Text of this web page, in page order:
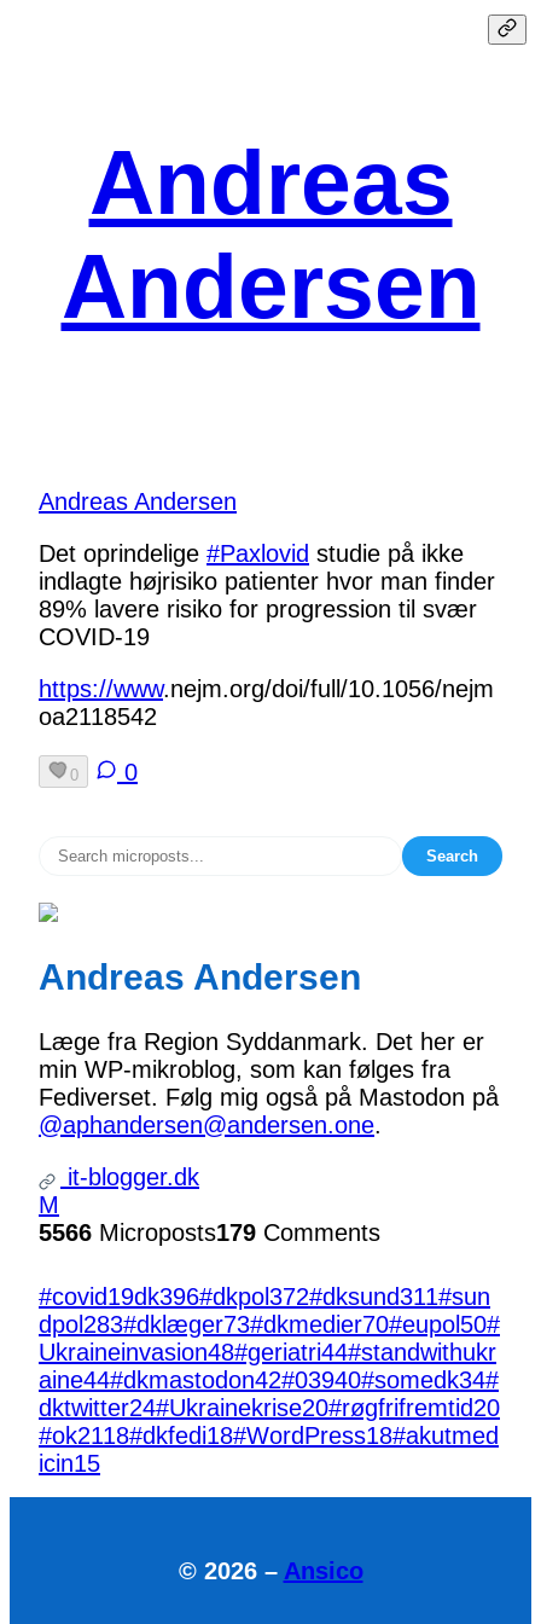
Andreas
Andersen
Andreas Andersen
Det oprindelige #Paxlovid studie på ikke
indlagte højrisiko patienter hvor man finder
89% lavere risiko for progression til svær
COVID-19
https://www.nejm.org/doi/full/10.1056/nejm
oa2118542
0 0
Search
Andreas Andersen
Læge fra Region Syddanmark. Det her er
min WP-mikroblog, som kan følges fra
Fediverset. Følg mig også på Mastodon på
@aphandersen@andersen.one.
it-blogger.dk
M
5566 Microposts179 Comments
#covid19dk396#dkpol372#dksund311#sun
dpol 283#dklæger73#dkmedier70#eupol 50#
Ukraineinvasion48#geriatri44#standwithukr
aine44#dkmastodon42#03940#somedk34#
dktwitter24#Ukrainekrise20#røgfrifremtid20
#ok2118#dkfedi18#WordPress18#akutmed
icin15
© 2026 – Ansico